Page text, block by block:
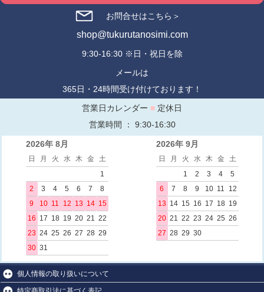
お問合せはこちら＞
shop@tukurutanosimi.com
9:30-16:30 ※日・祝日を除
メールは
365日・24時間受け付けております！
営業日カレンダー ■ 定休日
営業時間 ： 9:30-16:30
2026年 8月
日 月 火 水 木 金
土
1
2
3 4 5 6 7
8
9
10 11 12 13 14 15
16 17 18 19 20 21
22
23 24 25 26 27 28 29
30 31
2026年 9月
日 月 火 水 木 金
土
1
2 3 4
5
6
7 8 9 10 11
12
13 14 15 16 17 18 19
20 21 22 23 24 25 26
27 28 29 30
個人情報の取り扱いについて